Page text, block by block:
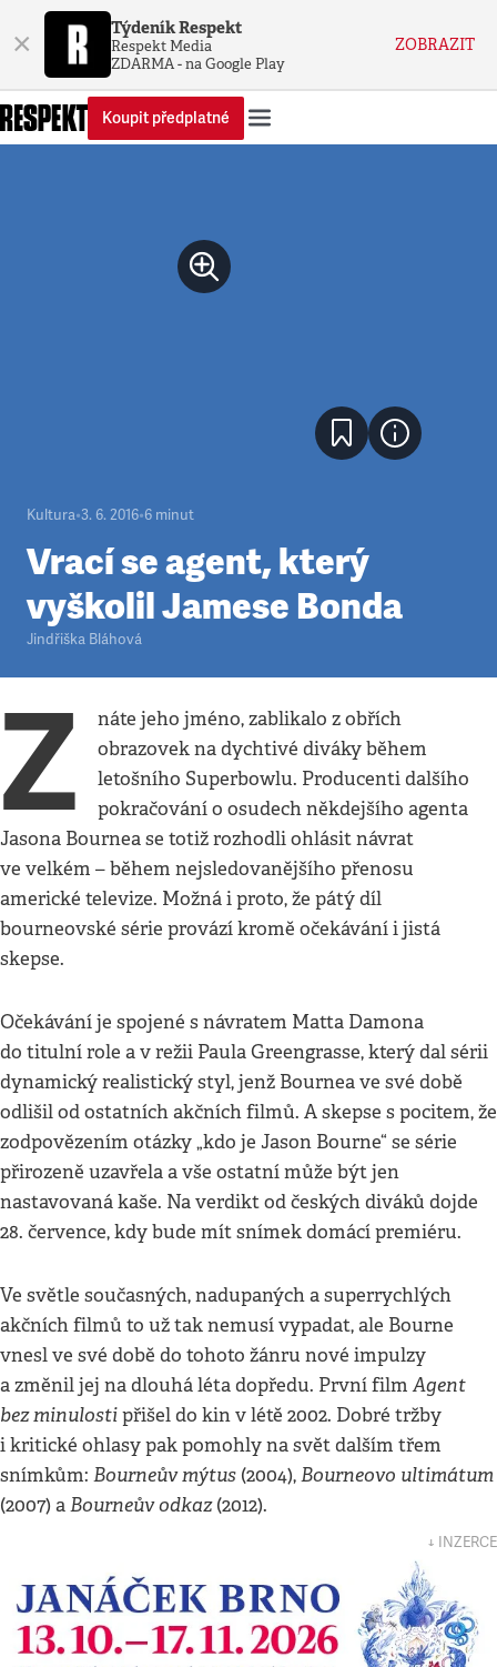
× Týdeník Respekt
Respekt Media
ZDARMA - na Google Play
ZOBRAZIT
Koupit předplatné
Kultura•3. 6. 2016•6 minut
Vrací se agent, který
vyškolil Jamese Bonda
Jindřiška Bláhová
Z
náte jeho jméno, zablikalo z obřích
obrazovek na dychtivé diváky během
letošního Superbowlu. Producenti dalšího
pokračování o osudech někdejšího agenta
Jasona Bournea se totiž rozhodli ohlásit návrat
ve velkém – během nejsledovanějšího přenosu
americké televize. Možná i proto, že pátý díl
bourneovské série provází kromě očekávání i jistá
skepse.
Očekávání je spojené s návratem Matta Damona
do titulní role a v režii Paula Greengrasse, který dal sérii
dynamický realistický styl, jenž Bournea ve své době
odlišil od ostatních akčních filmů. A skepse s pocitem, že
zodpovězením otázky „kdo je Jason Bourne“ se série
přirozeně uzavřela a vše ostatní může být jen
nastavovaná kaše. Na verdikt od českých diváků dojde
28. července, kdy bude mít snímek domácí premiéru.
Ve světle současných, nadupaných a superrychlých
akčních filmů to už tak nemusí vypadat, ale Bourne
vnesl ve své době do tohoto žánru nové impulzy
a změnil jej na dlouhá léta dopředu. První filmAgent
bez minulostipřišel do kin v létě 2002. Dobré tržby
i kritické ohlasy pak pomohly na svět dalším třem
snímkům: Bourneův mýtus (2004),Bourneovo ultimátum
(2007) aBourneův odkaz(2012).
↓ INZERCE